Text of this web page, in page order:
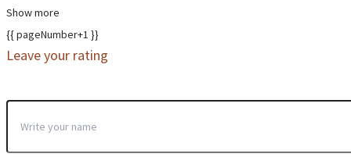
Show more
{{ pageNumber+1 }}
Leave your rating